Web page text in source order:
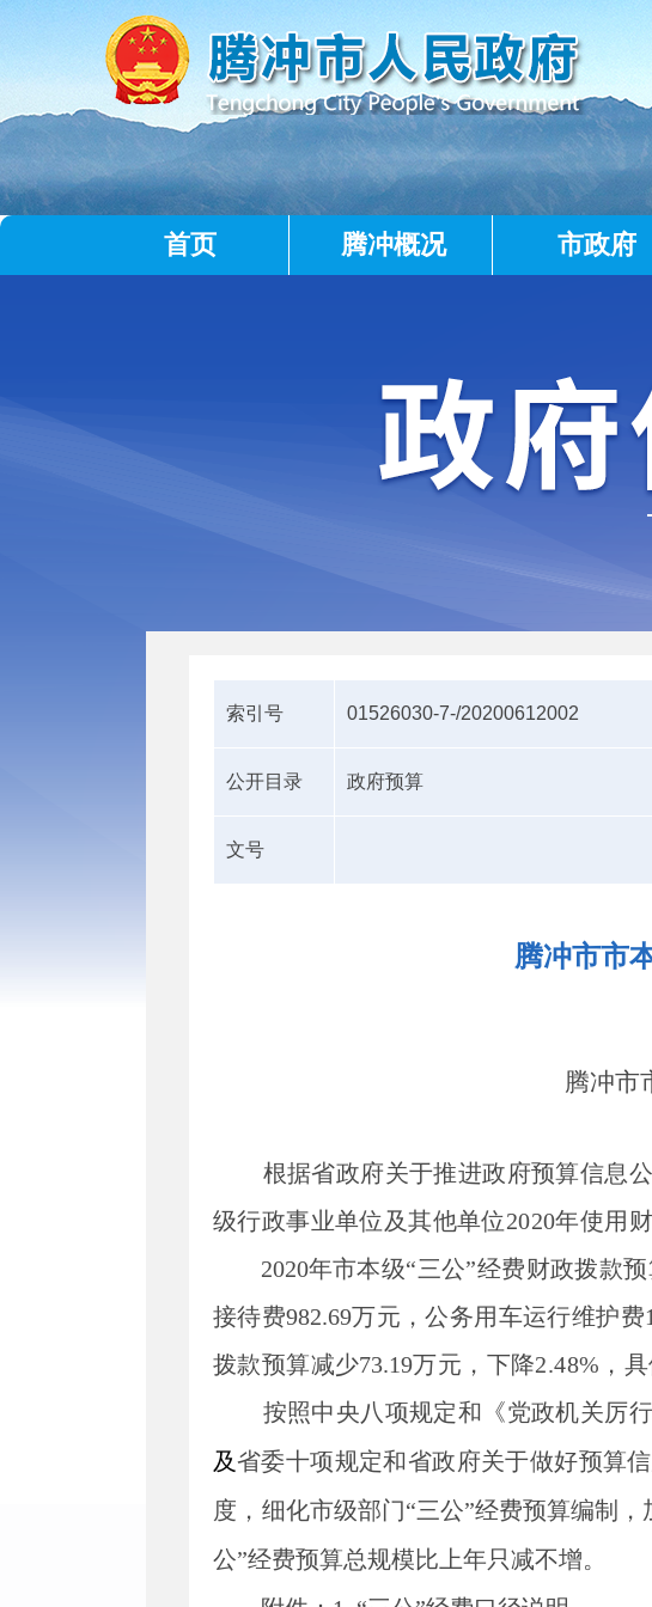
首页 腾冲概况 市政府
索引号 01526030-7-/20200612002
公开目录 政府预算
文号
腾冲市市
腾冲市
根据省政府关于推进政府预算信息
级行政事业单位及其他单位2020年使用
2020年市本级“三公”经费财政拨款
接待费982.69万元，公务用车运行维护费
拨款预算减少73.19万元，下降2.48% ，
按照中央八项规定和《党政机关厉
及省委十项规定和省政府关于做好预算
度， 细化市级部门“三公”经费预算编制
公”经费预算总规模比上年只减不增。